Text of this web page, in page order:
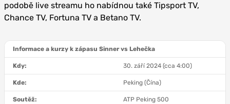
podobě live streamu ho nabídnou také Tipsport TV,
Chance TV, Fortuna TV a Betano TV.
Informace a kurzy k zápasu Sinner vs Lehečka
Kdy: 30. září 2024 (cca 4:00)
Kde: Peking (Čína)
Soutěž: ATP Peking 500